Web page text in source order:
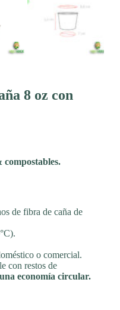
8 oz con
compostables.
de fibra de caña de
o comercial.
con restos de
economía circular.